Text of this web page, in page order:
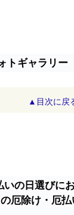
トギャラリー
▲目次に戻
いの日選びに
厄除け・厄